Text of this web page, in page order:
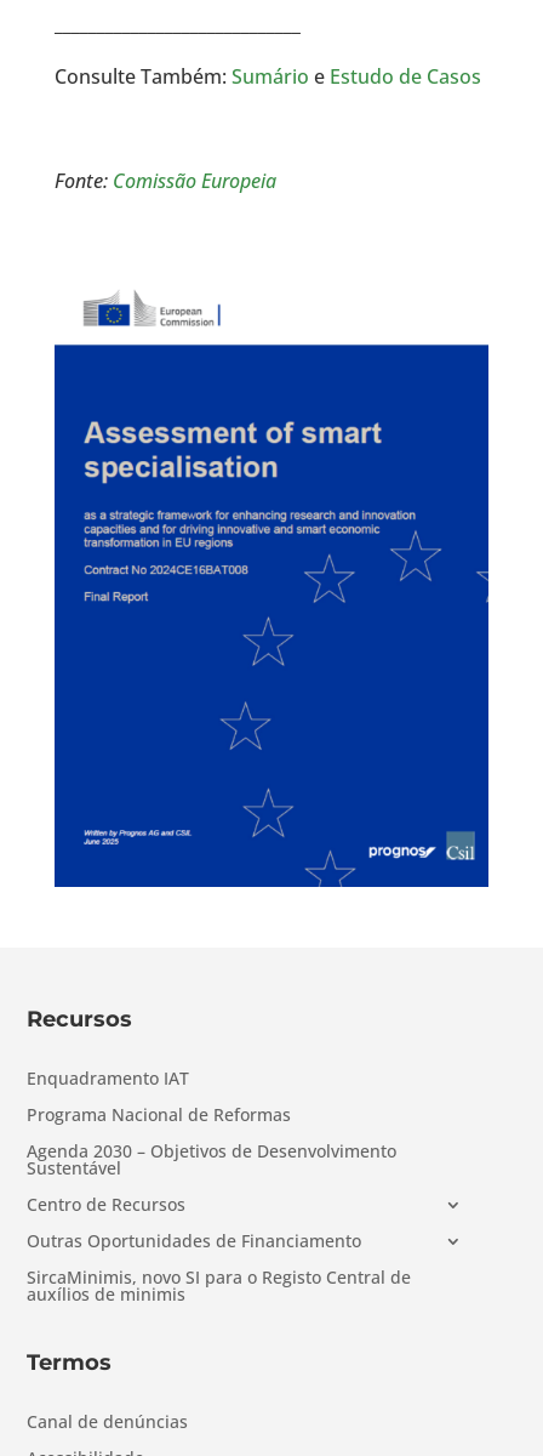
Consulte Também: Sumário e Estudo de Casos
Fonte: Comissão Europeia
Recursos
Enquadramento IAT
Programa Nacional de Reformas
Agenda 2030 – Objetivos de Desenvolvimento
Sustentável
Centro de Recursos
Outras Oportunidades de Financiamento
SircaMinimis, novo SI para o Registo Central de
auxílios de minimis
Termos
Canal de denúncias